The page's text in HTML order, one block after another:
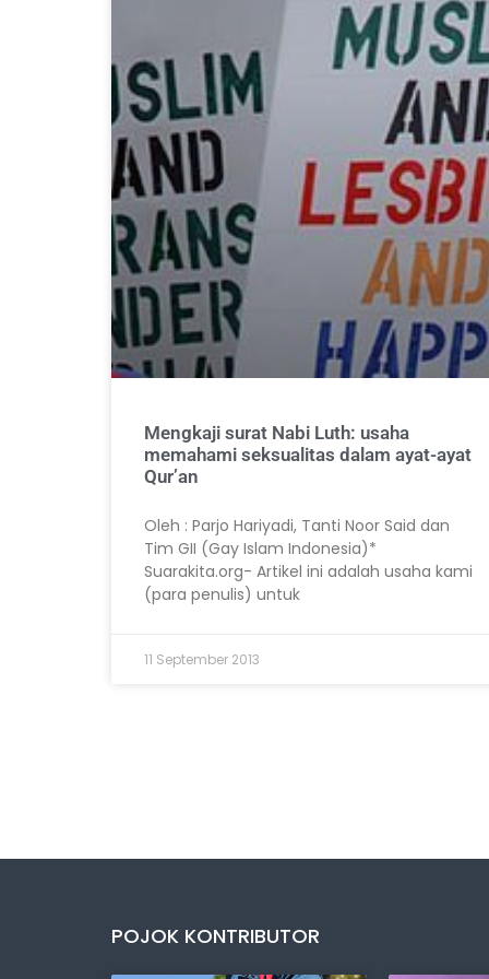
Mengkaji surat Nabi Luth: usaha
memahami seksualitas dalam ayat-ayat
Qur’an
Oleh : Parjo Hariyadi, Tanti Noor Said dan
Tim GII (Gay Islam Indonesia)*
Suarakita.org- Artikel ini adalah usaha kami
(para penulis) untuk
11 September 2013
POJOK KONTRIBUTOR